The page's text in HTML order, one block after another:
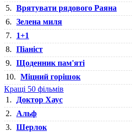
5. Врятувати рядового Раяна
6. Зелена миля
7.
1+1
8. Піаніст
9. Щоденник пам'яті
10. Міцний горішок
Кращі 50 фільмів
1.
Доктор Хаус
2.
Альф
3. Шерлок